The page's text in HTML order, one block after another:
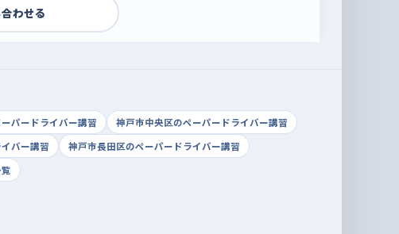
わせる
パードライバー講習
神戸市中央区のペーパードライバー講習
バー講習
神戸市長田区のペーパードライバー講習